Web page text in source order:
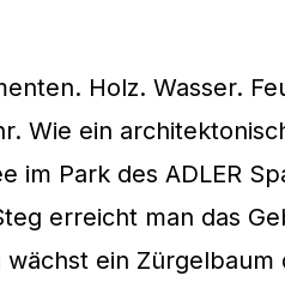
Holz. Wasser.
Wie ein
im Park des ADLER
erreicht man das
ein Zürgelbaum